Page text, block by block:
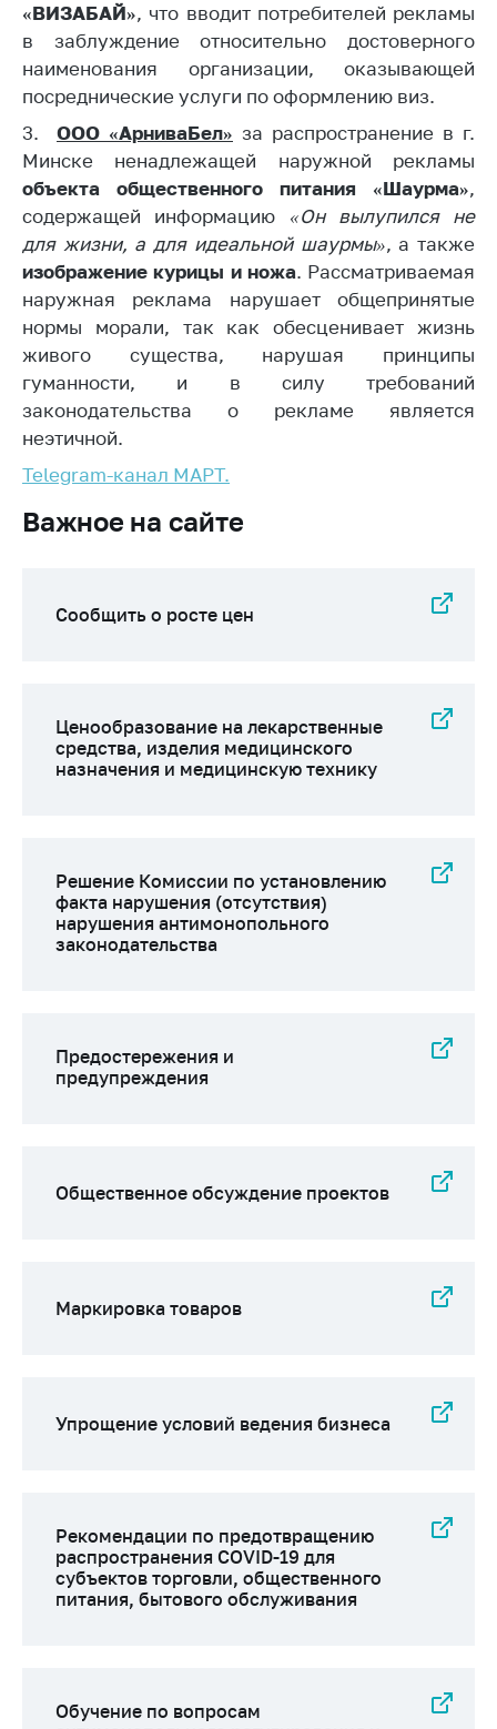
Международное
сотрудничество
Применение мер
нетарифного
регулирования
Биржевая торговля
Выставочная
деятельность в
Республике
Беларусь
Защита
персональных
Новости
Обратиться в МАРТ
Личный прием
граждан и юр. лиц
Сообщить о росте
цен на товары
изделия
Контакты
Адрес и режим
Горячая линия
государственный
орган
цен
медицинского
Решение Комиссии
по установлению
факта нарушения
(отсутствия)
Предостережения и
«ВИЗАБАЙ», что вводит потребителей рекламы
в заблуждение относительно достоверного
наименования организации, оказывающей
посреднические услуги по оформлению виз.
3. ООО «АрниваБел» за распространение в г.
Минске ненадлежащей наружной рекламы
объекта общественного питания «Шаурма»,
содержащей информацию «Он вылупился не
для жизни, а для идеальной шаурмы», а также
изображение курицы и ножа. Рассматриваемая
наружная реклама нарушает общепринятые
нормы морали, так как обесценивает жизнь
живого существа, нарушая принципы
гуманности, и в силу требований
законодательства о рекламе является
неэтичной.
Telegram-канал МАРТ.
Важное на сайте
Сообщить о росте цен
Ценообразование на лекарственные
средства, изделия медицинского
назначения и медицинскую технику
Решение Комиссии по установлению
факта нарушения (отсутствия)
нарушения антимонопольного
законодательства
Предостережения и
предупреждения
Общественное обсуждение проектов
Маркировка товаров
Упрощение условий ведения бизнеса
Рекомендации по предотвращению
распространения COVID-19 для
субъектов торговли, общественного
питания, бытового обслуживания
Обучение по вопросам